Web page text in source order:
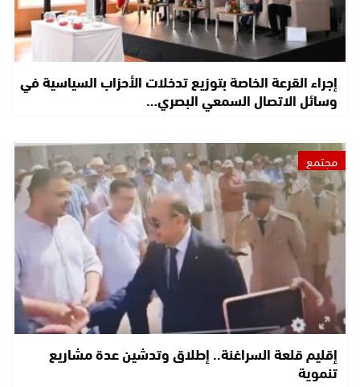
إجراء القرعة الخاصة بتوزيع تدخلات الأحزاب السياسية في
وسائل الاتصال السمعي البصري…
مجتمع
إقليم قلعة السراغنة.. إطلاق وتدشين عدة مشاريع
تنموية